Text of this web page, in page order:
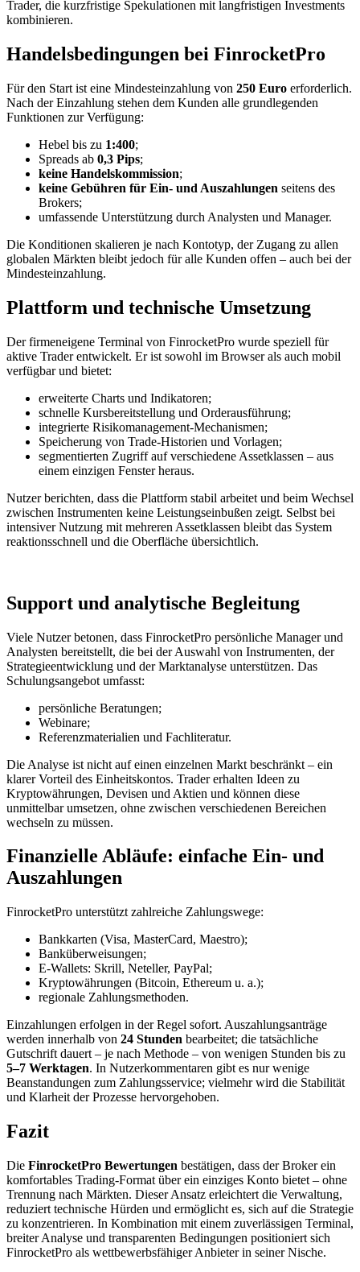
Trader, die kurzfristige Spekulationen mit langfristigen Investments
kombinieren.
Handelsbedingungen bei FinrocketPro
Für den Start ist eine Mindesteinzahlung von 250 Euro erforderlich.
Nach der Einzahlung stehen dem Kunden alle grundlegenden
Funktionen zur Verfügung:
Hebel bis zu 1:400;
Spreads ab 0,3 Pips;
keine Handelskommission;
keine Gebühren für Ein- und Auszahlungen seitens des
Brokers;
umfassende Unterstützung durch Analysten und Manager.
Die Konditionen skalieren je nach Kontotyp, der Zugang zu allen
globalen Märkten bleibt jedoch für alle Kunden offen – auch bei der
Mindesteinzahlung.
Plattform und technische Umsetzung
Der firmeneigene Terminal von FinrocketPro wurde speziell für
aktive Trader entwickelt. Er ist sowohl im Browser als auch mobil
verfügbar und bietet:
erweiterte Charts und Indikatoren;
schnelle Kursbereitstellung und Orderausführung;
integrierte Risikomanagement-Mechanismen;
Speicherung von Trade-Historien und Vorlagen;
segmentierten Zugriff auf verschiedene Assetklassen – aus
einem einzigen Fenster heraus.
Nutzer berichten, dass die Plattform stabil arbeitet und beim Wechsel
zwischen Instrumenten keine Leistungseinbußen zeigt. Selbst bei
intensiver Nutzung mit mehreren Assetklassen bleibt das System
reaktionsschnell und die Oberfläche übersichtlich.
Support und analytische Begleitung
Viele Nutzer betonen, dass FinrocketPro persönliche Manager und
Analysten bereitstellt, die bei der Auswahl von Instrumenten, der
Strategieentwicklung und der Marktanalyse unterstützen. Das
Schulungsangebot umfasst:
persönliche Beratungen;
Webinare;
Referenzmaterialien und Fachliteratur.
Die Analyse ist nicht auf einen einzelnen Markt beschränkt – ein
klarer Vorteil des Einheitskontos. Trader erhalten Ideen zu
Kryptowährungen, Devisen und Aktien und können diese
unmittelbar umsetzen, ohne zwischen verschiedenen Bereichen
wechseln zu müssen.
Finanzielle Abläufe: einfache Ein- und
Auszahlungen
FinrocketPro unterstützt zahlreiche Zahlungswege:
Bankkarten (Visa, MasterCard, Maestro);
Banküberweisungen;
E-Wallets: Skrill, Neteller, PayPal;
Kryptowährungen (Bitcoin, Ethereum u. a.);
regionale Zahlungsmethoden.
Einzahlungen erfolgen in der Regel sofort. Auszahlungsanträge
werden innerhalb von 24 Stunden bearbeitet; die tatsächliche
Gutschrift dauert – je nach Methode – von wenigen Stunden bis zu
5–7 Werktagen. In Nutzerkommentaren gibt es nur wenige
Beanstandungen zum Zahlungsservice; vielmehr wird die Stabilität
und Klarheit der Prozesse hervorgehoben.
Fazit
Die FinrocketPro Bewertungen bestätigen, dass der Broker ein
komfortables Trading-Format über ein einziges Konto bietet – ohne
Trennung nach Märkten. Dieser Ansatz erleichtert die Verwaltung,
reduziert technische Hürden und ermöglicht es, sich auf die Strategie
zu konzentrieren. In Kombination mit einem zuverlässigen Terminal,
breiter Analyse und transparenten Bedingungen positioniert sich
FinrocketPro als wettbewerbsfähiger Anbieter in seiner Nische.